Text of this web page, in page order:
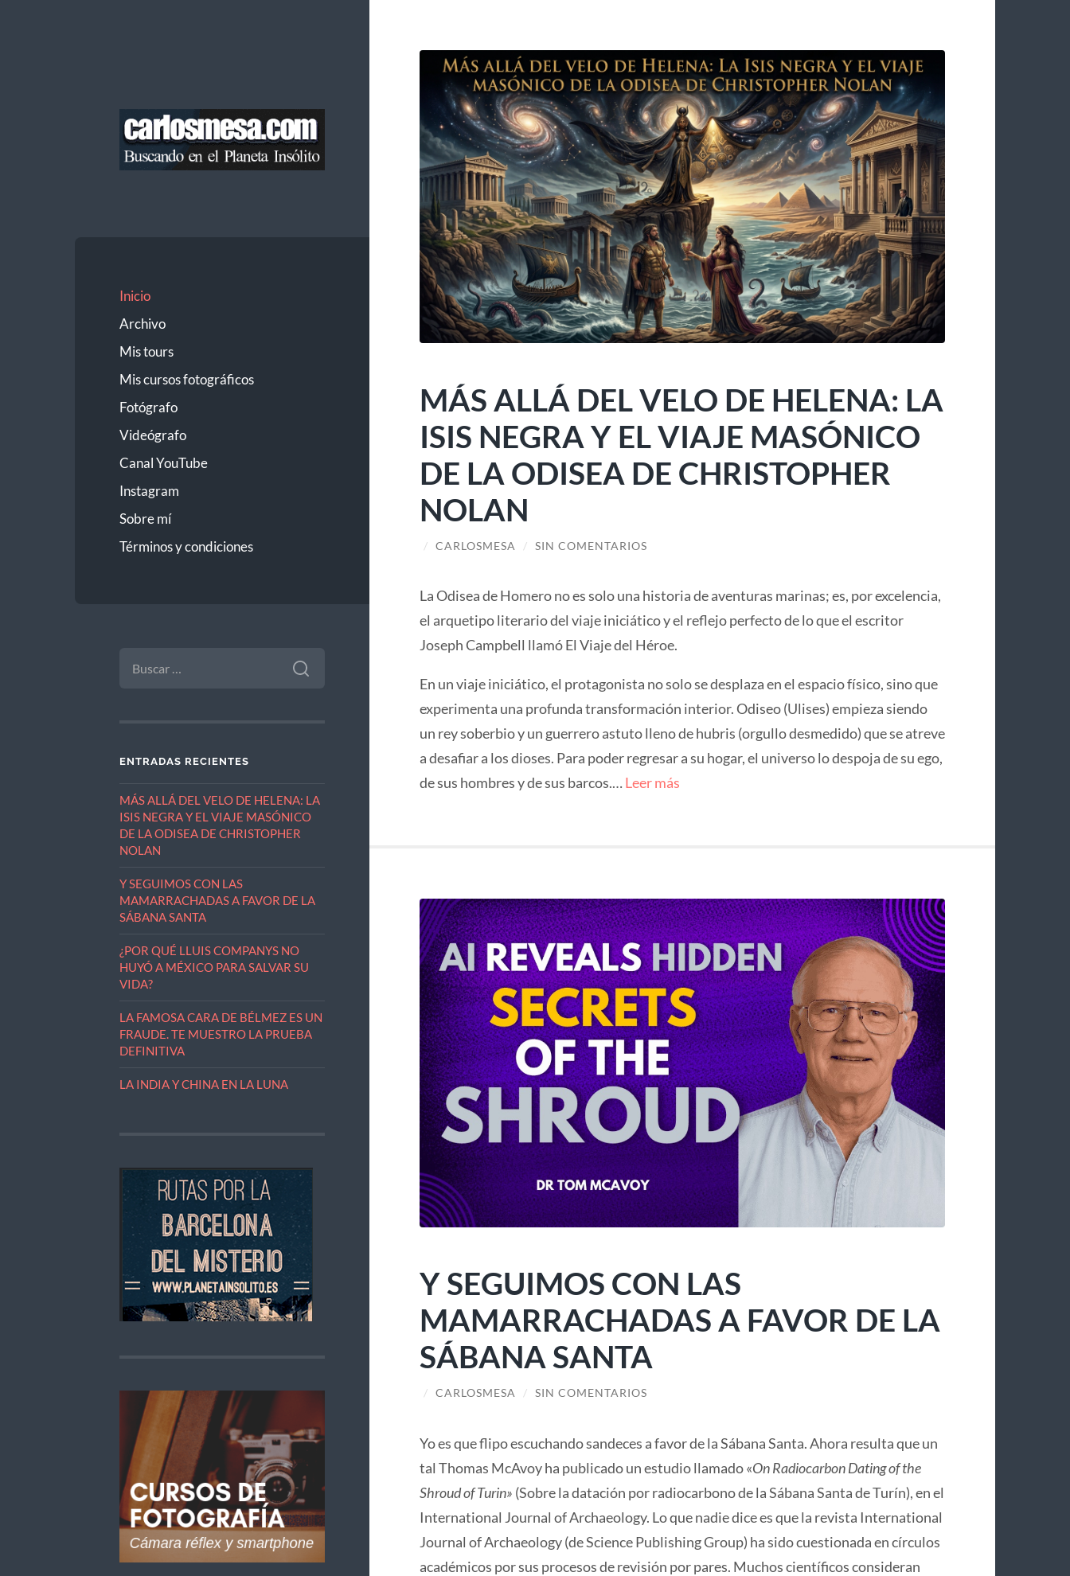
Inicio
Archivo
Mis tours
Mis cursos fotográficos
Fotógrafo
Videógrafo
Canal YouTube
Instagram
Sobre mí
Términos y condiciones
ENTRADAS RECIENTES
MÁS ALLÁ DEL VELO DE HELENA: LA
ISIS NEGRA Y EL VIAJE MASÓNICO
DE LA ODISEA DE CHRISTOPHER
NOLAN
Y SEGUIMOS CON LAS
MAMARRACHADAS A FAVOR DE LA
SÁBANA SANTA
¿POR QUÉ LLUIS COMPANYS NO
HUYÓ A MÉXICO PARA SALVAR SU
VIDA?
LA FAMOSA CARA DE BÉLMEZ ES UN
FRAUDE. TE MUESTRO LA PRUEBA
DEFINITIVA
LA INDIA Y CHINA EN LA LUNA
MÁS ALLÁ DEL VELO DE HELENA: LA
ISIS NEGRA Y EL VIAJE MASÓNICO
DE LA ODISEA DE CHRISTOPHER
NOLAN
/ CARLOSMESA / SIN COMENTARIOS
La Odisea de Homero no es solo una historia de aventuras marinas; es, por excelencia,
el arquetipo literario del viaje iniciático y el reflejo perfecto de lo que el escritor
Joseph Campbell llamó El Viaje del Héroe.
En un viaje iniciático, el protagonista no solo se desplaza en el espacio físico, sino que
experimenta una profunda transformación interior. Odiseo (Ulises) empieza siendo
un rey soberbio y un guerrero astuto lleno de hubris (orgullo desmedido) que se atreve
a desafiar a los dioses. Para poder regresar a su hogar, el universo lo despoja de su ego,
de sus hombres y de sus barcos.…Leer más
Y SEGUIMOS CON LAS
MAMARRACHADAS A FAVOR DE LA
SÁBANA SANTA
/ CARLOSMESA / SIN COMENTARIOS
Yo es que flipo escuchando sandeces a favor de la Sábana Santa. Ahora resulta que un
tal Thomas McAvoy ha publicado un estudio llamado «On Radiocarbon Dating of the
Shroud of Turin» (Sobre la datación por radiocarbono de la Sábana Santa de Turín), en el
International Journal of Archaeology. Lo que nadie dice es que la revista International
Journal of Archaeology (de Science Publishing Group) ha sido cuestionada en círculos
académicos por sus procesos de revisión por pares. Muchos científicos consideran